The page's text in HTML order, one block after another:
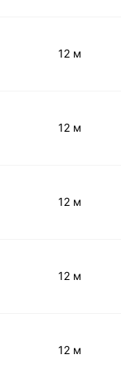
12 м
12 м
12 м
12 м
12 м